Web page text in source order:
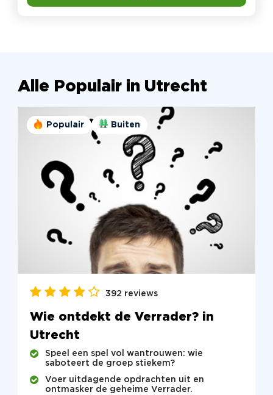
Alle Populair in Utrecht
Populair Buiten
392 reviews
Wie ontdekt de Verrader? in
Utrecht
Speel een spel vol wantrouwen: wie
saboteert de groep stiekem?
Voer uitdagende opdrachten uit en
ontmasker de geheime Verrader.